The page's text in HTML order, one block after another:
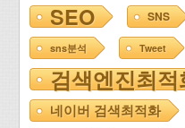
SEO SNS
sns분석 Tweet
검색엔진최적
네이버 검색최적화